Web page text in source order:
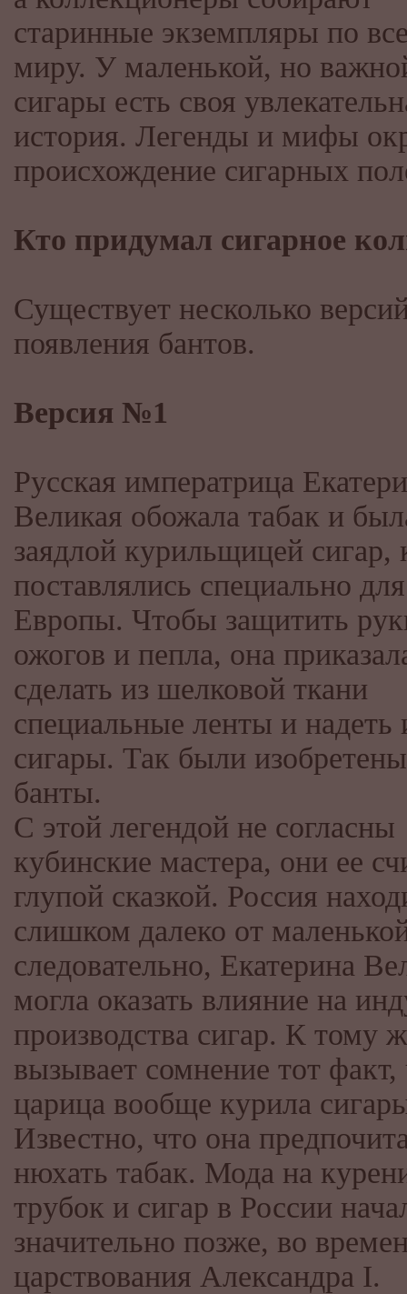
старинные экземпляры по
миру. У маленькой, но
сигары есть своя
история. Легенды и мифы
происхождение сигарных
Кто придумал сигарное
Существует несколько
появления бантов.
Версия №1
Русская императрица
Великая обожала табак и
заядлой курильщицей сигар,
поставлялись специально
Европы. Чтобы защитить
ожогов и пепла, она
сделать из шелковой ткани
специальные ленты и надеть
сигары. Так были
банты.
С этой легендой не согласны
кубинские мастера, они ее
глупой сказкой. Россия
слишком далеко от
следовательно, Екатерина
могла оказать влияние на
производства сигар. К тому
вызывает сомнение тот факт,
царица вообще курила
Известно, что она
нюхать табак. Мода на
трубок и сигар в России
значительно позже, во
царствования Александра I.